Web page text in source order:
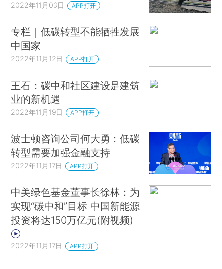
2022年11月03日 APP打开
专栏｜低碳转型不能牺牲发展
中国家
2022年11月12日 APP打开
王石：碳中和社区建设是建筑
业的新机遇
2022年11月19日 APP打开
波士顿咨询公司何大勇：低碳
转型需要加强金融支持
2022年11月17日 APP打开
中美绿色基金董事长徐林：为
实现“碳中和”目标 中国新能源
投资将达150万亿元(附视频)
2022年11月17日 APP打开